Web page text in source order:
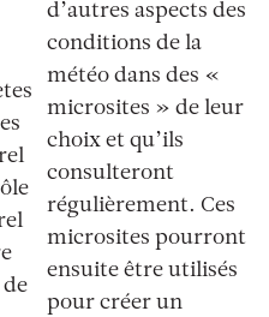
de
d’autres aspects des
conditions de la
météo dans des «
microsites » de leur
choix et qu’ils
consulteront
régulièrement. Ces
microsites pourront
ensuite être utilisés
pour créer un